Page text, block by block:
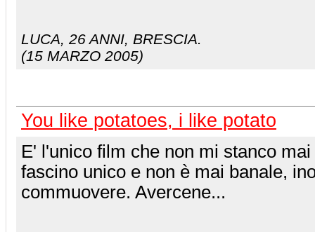
LUCA, 26 ANNI, BRESCIA.
(15 MARZO 2005)
You like potatoes, i like potato
E' l'unico film che non mi stanco
fascino unico e non è mai banale,
commuovere. Avercene...